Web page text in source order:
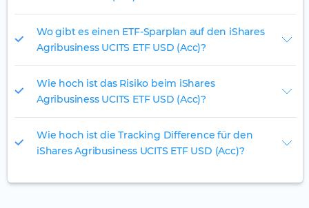
Wo gibt es einen ETF-Sparplan auf den iShares
Agribusiness UCITS ETF USD (Acc)?
Wie hoch ist das Risiko beim iShares
Agribusiness UCITS ETF USD (Acc)?
Wie hoch ist die Tracking Difference für den
iShares Agribusiness UCITS ETF USD (Acc)?